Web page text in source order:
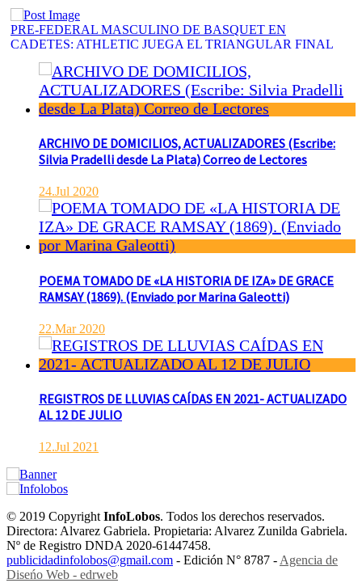
PRE-FEDERAL MASCULINO DE BASQUET EN
CADETES: ATHLETIC JUEGA EL TRIANGULAR FINAL
Actualidad De interés general Deportes
Por el torneo Pre-federal de Básquet, el equipo de Cadetes de
Athletic, logró un resonante triunfo ante Morón, y se...
POLICIALES DE EMPALME. APREHENDIERON A UN
HOMBRE Y UNA MUJER POR COMERCIALIZAR
DROGAS
agosto 8, 2026
Actualidad De interés general Policía
En la noche del viernes, en calle Independencia entre San Patricio
y Rivadavia de Empalme, personal de la Comisaría Segunda...
ARCHIVO DE DOMICILIOS, ACTUALIZADORES (Escribe:
Silvia Pradelli desde La Plata) Correo de Lectores
24.Jul 2020
POEMA TOMADO DE «LA HISTORIA DE IZA» DE GRACE
RAMSAY (1869). (Enviado por Marina Galeotti)
22.Mar 2020
REGISTROS DE LLUVIAS CAÍDAS EN 2021- ACTUALIZADO
AL 12 DE JULIO
12.Jul 2021
© 2019 CopyrightInfoLobos. Todos los derechos reservados.
Directora: Alvarez Gabriela. Propietaria: Alvarez Zunilda Gabriela.
Nº de Registro DNDA 2020-61447458.
publicidadinfolobos@gmail.com - Edición N° 8787 -Agencia de
Diseńo Web - edrweb